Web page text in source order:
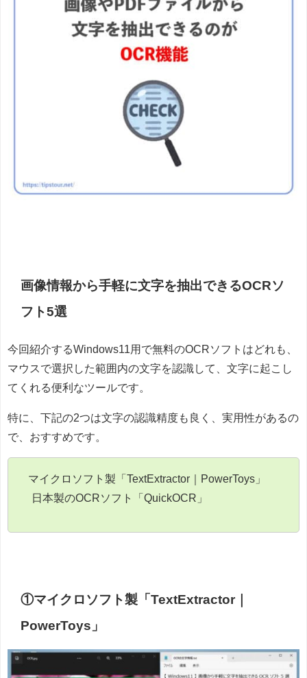
画像情報から手軽に文字を抽出できるOCRソ
フト5選
今回紹介するWindows11用で無料のOCRソフトはどれも、
マウスで選択した範囲内の文字を認識して、文字に起こし
てくれる便利なツールです。
特に、下記の2つは文字の認識精度も良く、実用性があるの
で、おすすめです。
マイクロソフト製「TextExtractor｜PowerToys」
日本製のOCRソフト「QuickOCR」
①マイクロソフト製「TextExtractor｜
PowerToys」